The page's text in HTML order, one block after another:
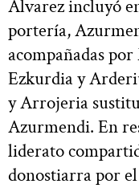
Álvarez incluyó
portería,
acompañadas
Ezkurdia y
y Arrojeria
Azurmendi. En
liderato
donostiarra por